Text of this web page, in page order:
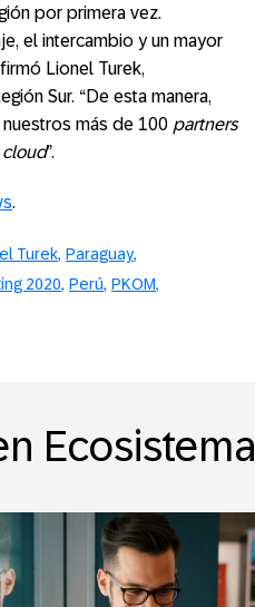
por primera vez.
el intercambio y un mayor
Lionel Turek,
Sur. “De esta manera,
más de 100 partners
cloud”.
.
Turek Paraguay
2020 Perú PKOM
Ecosistema